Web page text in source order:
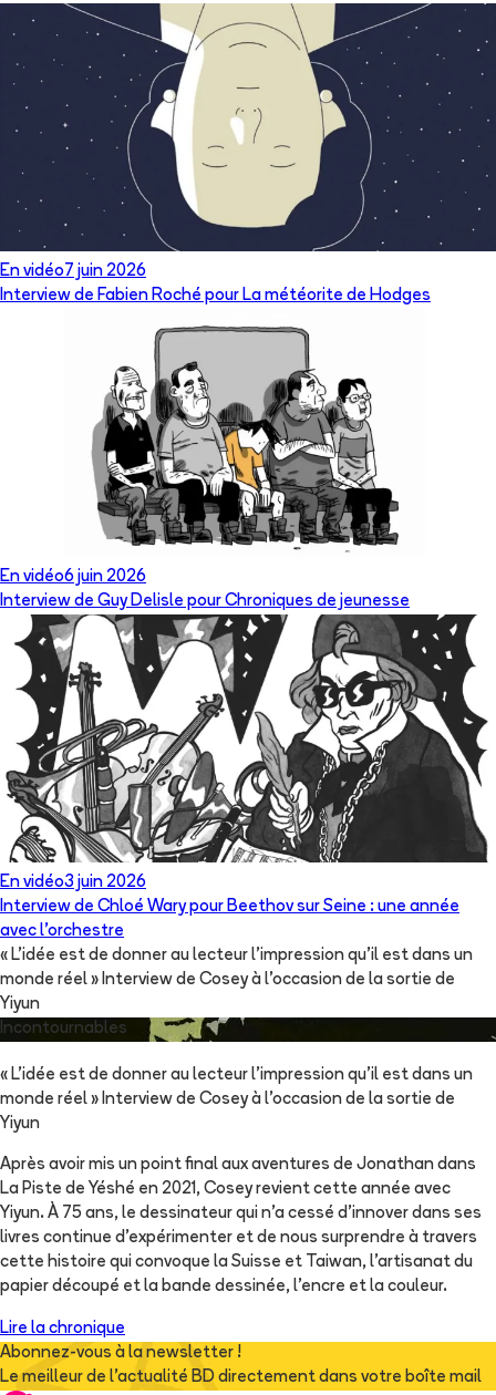
En vidéo 7 juin 2026
Interview de Fabien Roché pour La météorite de Hodges
En vidéo6 juin 2026
Interview de Guy Delisle pour Chroniques de jeunesse
En vidéo3 juin 2026
Interview de Chloé Wary pour Beethov sur Seine : une année
avec l’orchestre
« L’idée est de donner au lecteur l’impression qu’il est dans un
monde réel » Interview de Cosey à l’occasion de la sortie de
Yiyun
Incontournables
« L’idée est de donner au lecteur l’impression qu’il est dans un
monde réel » Interview de Cosey à l’occasion de la sortie de
Yiyun
Après avoir mis un point final aux aventures de Jonathan dans
La Piste de Yéshé en 2021, Cosey revient cette année avec
Yiyun. À 75 ans, le dessinateur qui n’a cessé d’innover dans ses
livres continue d’expérimenter et de nous surprendre à travers
cette histoire qui convoque la Suisse et Taiwan, l’artisanat du
papier découpé et la bande dessinée, l’encre et la couleur.
Lire la chronique
Abonnez-vous à la newsletter !
Le meilleur de l'actualité BD directement dans votre boîte mail